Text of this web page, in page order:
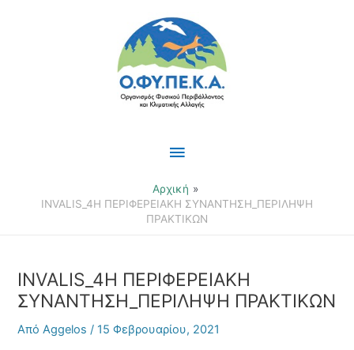
Κύριο
Μενού
Αρχική
INVALIS_4Η ΠΕΡΙΦΕΡΕΙΑΚΗ ΣΥΝΑΝΤΗΣΗ_ΠΕΡΙΛΗΨΗ
ΠΡΑΚΤΙΚΩΝ
INVALIS_4Η ΠΕΡΙΦΕΡΕΙΑΚΗ
ΣΥΝΑΝΤΗΣΗ_ΠΕΡΙΛΗΨΗ ΠΡΑΚΤΙΚΩΝ
ΑπόAggelos/15 Φεβρουαρίου, 2021